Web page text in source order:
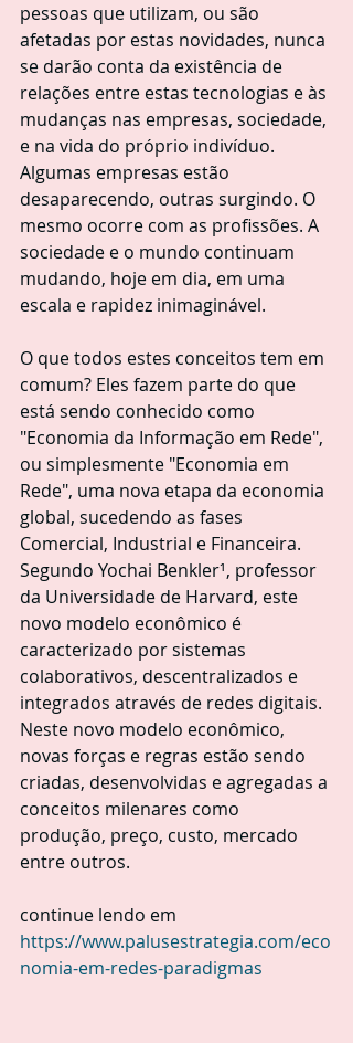
pessoas que utilizam, ou são
afetadas por estas novidades, nunca
se darão conta da existência de
relações entre estas tecnologias e às
mudanças nas empresas, sociedade,
e na vida do próprio indivíduo.
Algumas empresas estão
desaparecendo, outras surgindo. O
mesmo ocorre com as profissões. A
sociedade e o mundo continuam
mudando, hoje em dia, em uma
escala e rapidez inimaginável.
O que todos estes conceitos tem em
comum? Eles fazem parte do que
está sendo conhecido como
"Economia da Informação em Rede",
ou simplesmente "Economia em
Rede", uma nova etapa da economia
global, sucedendo as fases
Comercial, Industrial e Financeira.
Segundo Yochai Benkler¹, professor
da Universidade de Harvard, este
novo modelo econômico é
caracterizado por sistemas
colaborativos, descentralizados e
integrados através de redes digitais.
Neste novo modelo econômico,
novas forças e regras estão sendo
criadas, desenvolvidas e agregadas a
conceitos milenares como
produção, preço, custo, mercado
entre outros.
continue lendo em
https://www.palusestrategia.com/eco
nomia-em-redes-paradigmas